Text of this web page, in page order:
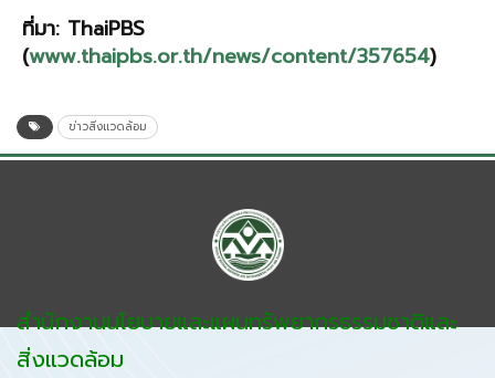
ที่มา: ThaiPBS
(www.thaipbs.or.th/news/content/357654)
ข่าวสิ่งแวดล้อม
สำนักงานนโยบายและแผนทรัพยากรธรรมชาติและ
สิ่งแวดล้อม